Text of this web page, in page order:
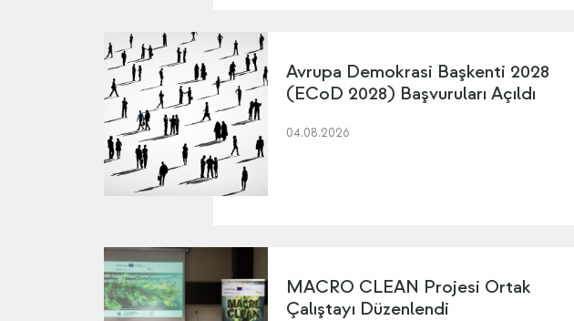
Avrupa Demokrasi Başkenti 2028
(ECoD 2028) Başvuruları Açıldı
04.08.2026
MACRO CLEAN Projesi Ortak
Çalıştayı Düzenlendi